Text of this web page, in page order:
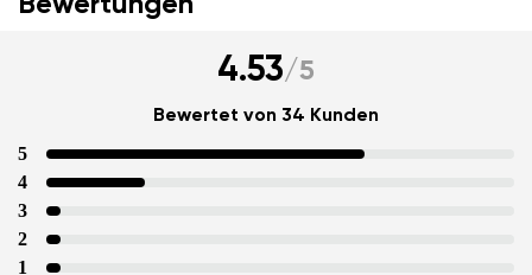
4.53/5
Bewertet von 34 Kunden
5
4
3
2
1